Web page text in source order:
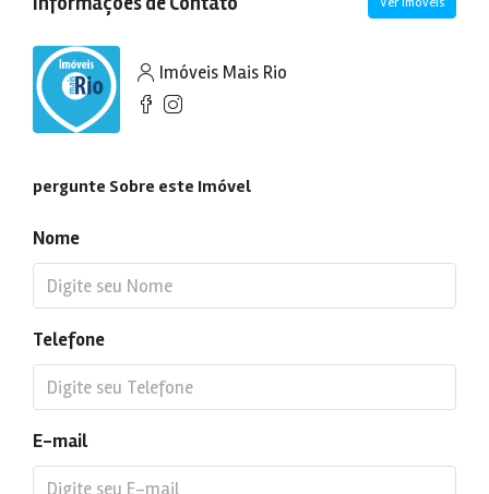
Imóveis Mais Rio
pergunte Sobre este Imóvel
Nome
Telefone
E-mail